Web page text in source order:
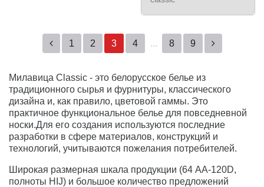
1 2 3 4 ... 8 9
Милавица Classic - это белорусское белье из
традиционного сырья и фурнитуры, классического
дизайна и, как правило, цветовой гаммы. Это
практичное функциональное белье для повседневной
носки.Для его создания используются последние
разработки в сфере материалов, конструкций и
технологий, учитываются пожелания потребителей.
Широкая размерная шкала продукции (64 АА-120D,
полноты HIJ) и большое количество предложений